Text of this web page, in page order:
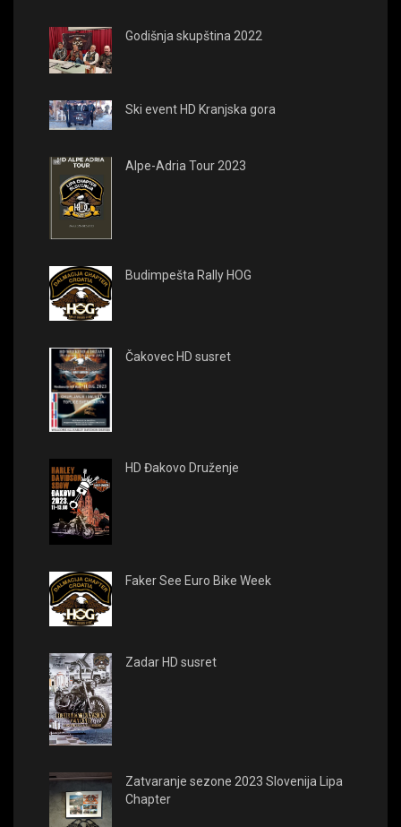
Godišnja skupština 2022
Ski event HD Kranjska gora
Alpe-Adria Tour 2023
Budimpešta Rally HOG
Čakovec HD susret
HD Đakovo Druženje
Faker See Euro Bike Week
Zadar HD susret
Zatvaranje sezone 2023 Slovenija Lipa
Chapter